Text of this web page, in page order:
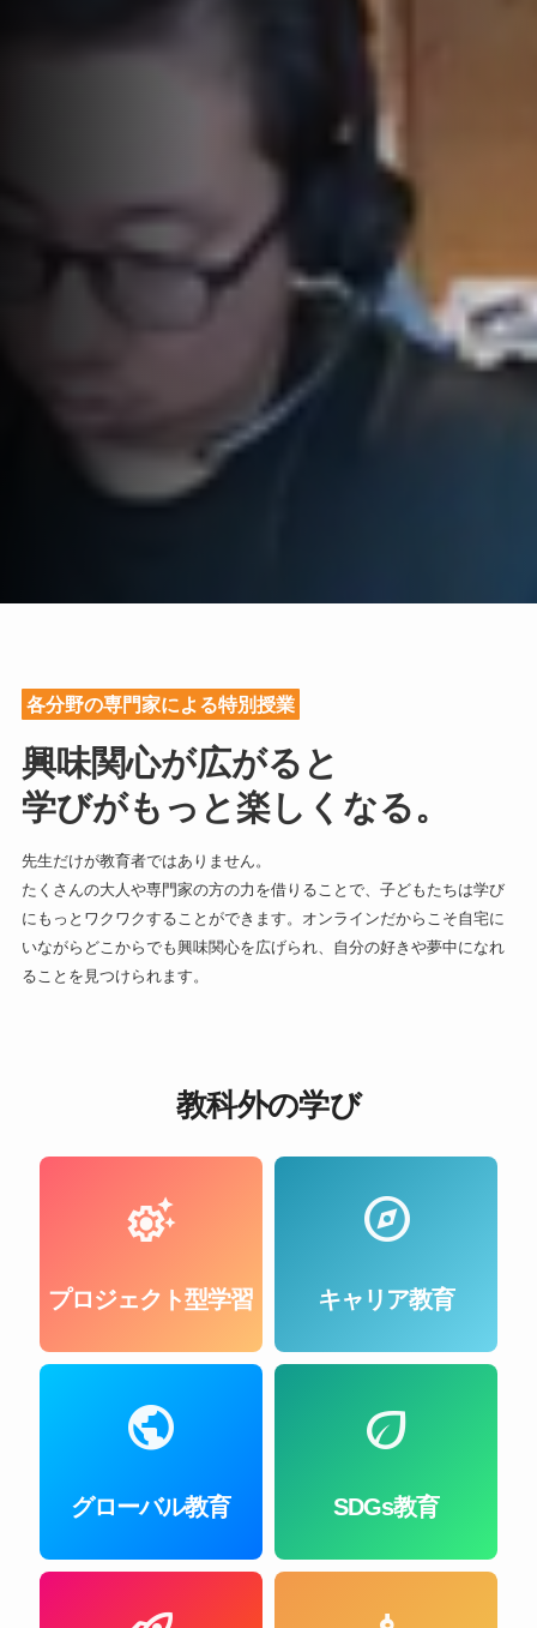
各分野の専門家による特別授業
​興味関心が広がると
学びがもっと楽しくなる。
先生だけが教育者ではありません。
たくさんの大人や専門家の方の力を借りることで、子どもたちは学び
にもっとワクワクすることができます。オンラインだからこそ自宅に
いながらどこからでも興味関心を広げられ、自分の好きや夢中になれ
ることを見つけられます。
教科外の学び
settings_suggest
プロジェクト型学習
explore
キャリア教育
public
グローバル教育
eco
SDGs教育